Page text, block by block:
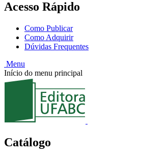
Acesso Rápido
Como Publicar
Como Adquirir
Dúvidas Frequentes
Menu
Início do menu principal
Catálogo